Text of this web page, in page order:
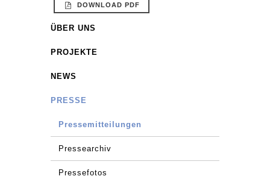
DOWNLOAD PDF
ÜBER UNS
PROJEKTE
NEWS
PRESSE
Pressemitteilungen
Pressearchiv
Pressefotos